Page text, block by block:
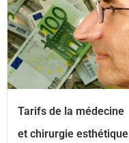
Tarifs de la médecine
et chirurgie esthétique